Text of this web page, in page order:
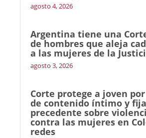
agosto 4, 2026
Argentina tiene una
de hombres que aleja
a las mujeres de la
agosto 3, 2026
Corte protege a joven
de contenido íntimo y
precedente sobre
contra las mujeres en
redes